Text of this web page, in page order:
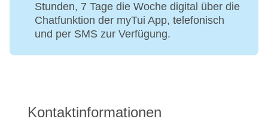
Stunden, 7 Tage die Woche digital über die
Chatfunktion der myTui App, telefonisch
und per SMS zur Verfügung.
Kontaktinformationen